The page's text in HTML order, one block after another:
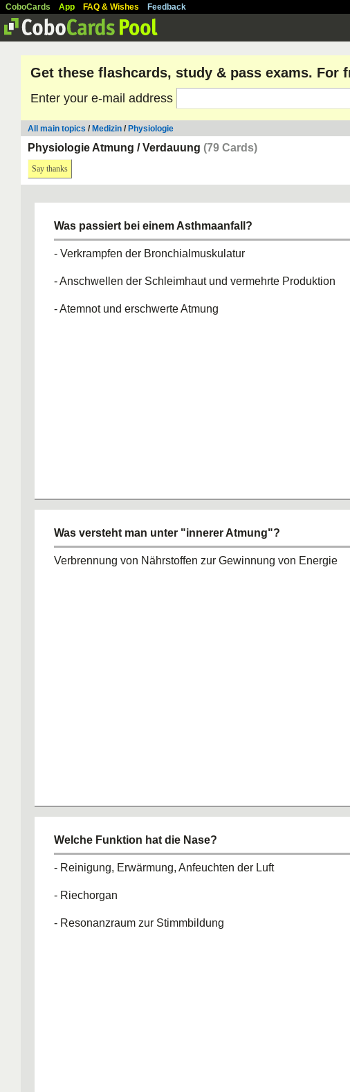
CoboCards App FAQ & Wishes Feedback
Get these flashcards, study & pass exams. For
Enter your e-mail address
All main topics / Medizin / Physiologie
Physiologie Atmung / Verdauung (79 Cards)
Say thanks
Was passiert bei einem Asthmaanfall?
- Verkrampfen der Bronchialmuskulatur
- Anschwellen der Schleimhaut und vermehrte Produktion
- Atemnot und erschwerte Atmung
Was versteht man unter "innerer Atmung"?
Verbrennung von Nährstoffen zur Gewinnung von Energie
Welche Funktion hat die Nase?
- Reinigung, Erwärmung, Anfeuchten der Luft
- Riechorgan
- Resonanzraum zur Stimmbildung